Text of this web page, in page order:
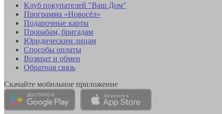
Клуб покупателей "Ваш Дом"
Программа «Новосёл»
Подарочные карты
Прорабам, бригадам
Юридическим лицам
Способы оплаты
Возврат и обмен
Обратная связь
Скачайте мобильное приложение